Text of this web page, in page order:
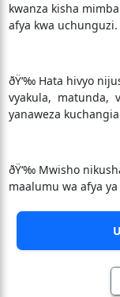
kwanza kisha
afya kwa
ðŸ‘‰ Hata hivyo
vyakula, matunda,
yanaweza
ðŸ‘‰ Mwisho
maalumu wa afya